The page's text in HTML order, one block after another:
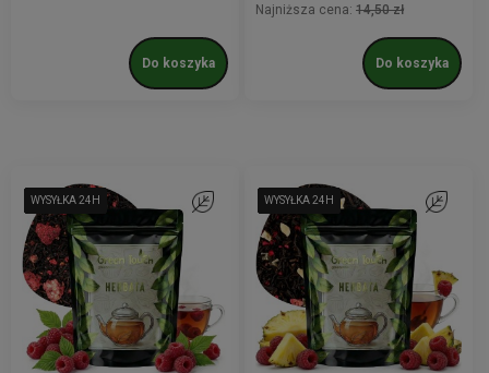
Do koszyka
Najniższa cena: 14,50 zł
Do koszyka
WYSYŁKA 24H
WYSYŁKA 24H
WYSYŁKA 24H
WYSYŁKA 24H
WYSYŁKA 24H
WYSYŁKA 24H
WYSYŁKA 24H Do ulubionychWYSYŁKA 24H
WYSYŁKA 24H
WYSYŁKA 24H
WYSYŁKA 24H
WYSYŁKA 24H
WYSYŁKA 24H
WYSYŁKA 24H Do